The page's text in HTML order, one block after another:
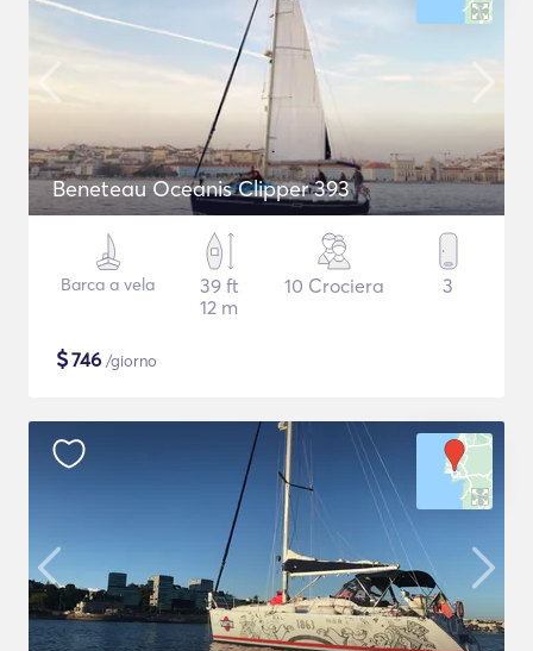
Beneteau Oceanis Clipper 393
Barca a vela
39 ft
12 m
10 Crociera 3
$746 /giorno